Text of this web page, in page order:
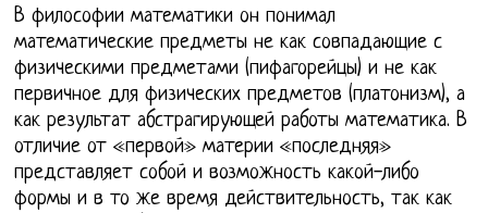
В философии математики он понимал
математические предметы не как совпадающие с
физическими предметами (пифагорейцы) и не как
первичное для физических предметов (платонизм), а
как результат абстрагирующей работы математика. В
отличие от «первой» материи «последняя»
представляет собой и возможность какой-либо
формы и в то же время действительность, так как